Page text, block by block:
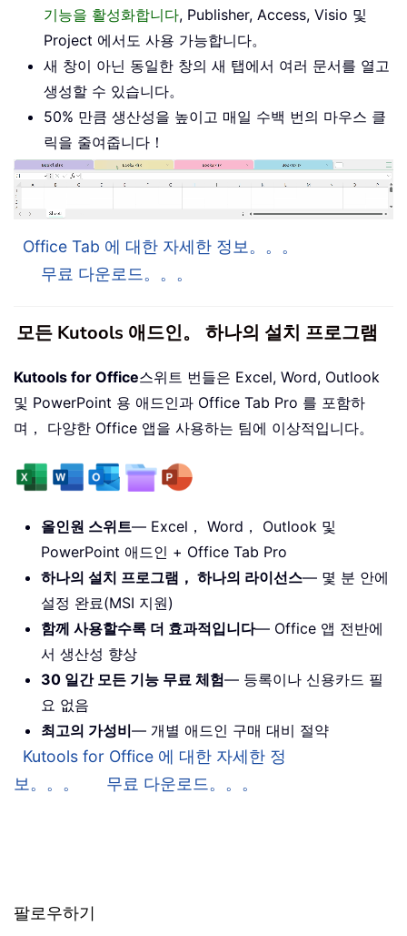
기능을 활성화합니다, Publisher, Access, Visio 및
Project 에서도 사용 가능합니다。
새 창이 아닌 동일한 창의 새 탭에서 여러 문서를 열고
생성할 수 있습니다。
50% 만큼 생산성을 높이고 매일 수백 번의 마우스 클
릭을 줄여줍니다！
Office Tab 에 대한 자세한 정보。。。
무료 다운로드。。。
모든 Kutools 애드인。 하나의 설치 프로그램
Kutools for Office스위트 번들은 Excel, Word, Outlook
및 PowerPoint 용 애드인과 Office Tab Pro 를 포함하
며， 다양한 Office 앱을 사용하는 팀에 이상적입니다。
올인원 스위트— Excel， Word， Outlook 및
PowerPoint 애드인 + Office Tab Pro
하나의 설치 프로그램， 하나의 라이선스— 몇 분 안에
설정 완료(MSI 지원)
함께 사용할수록 더 효과적입니다— Office 앱 전반에
서 생산성 향상
30 일간 모든 기능 무료 체험— 등록이나 신용카드 필
요 없음
최고의 가성비— 개별 애드인 구매 대비 절약
Kutools for Office 에 대한 자세한 정
보。。。
무료 다운로드。。。
팔로우하기